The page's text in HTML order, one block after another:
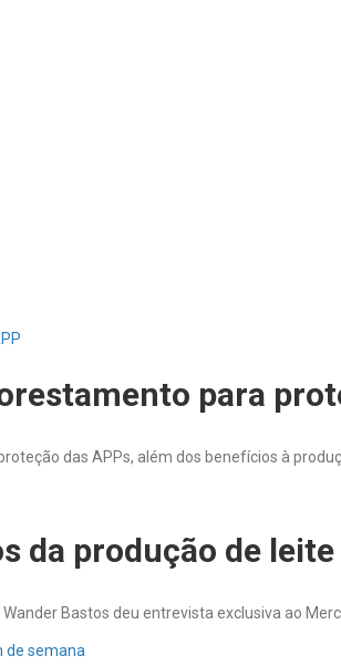
para
das APPs, além dos benefícios à
da produção de leite
Bastos deu entrevista exclusiva ao